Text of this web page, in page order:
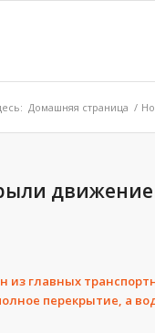
Домашняя страница /
из главных
перекрытие, а